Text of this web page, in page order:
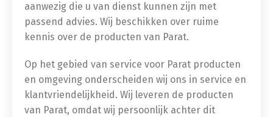
aanwezig die u van dienst kunnen zijn met
passend advies. Wij beschikken over ruime
kennis over de producten van Parat.
Op het gebied van service voor Parat producten
en omgeving onderscheiden wij ons in service en
klantvriendelijkheid. Wij leveren de producten
van Parat, omdat wij persoonlijk achter dit